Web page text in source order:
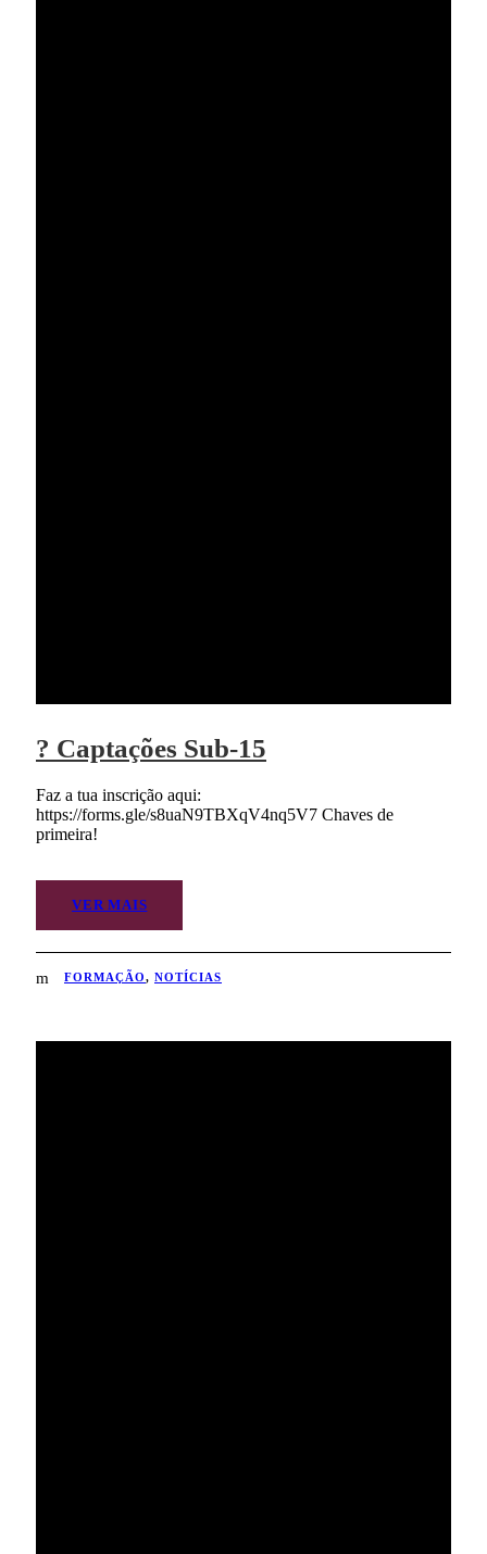
? Captações Sub-15
Faz a tua inscrição aqui:
https://forms.gle/s8uaN9TBXqV4nq5V7 Chaves de
primeira!
VER MAIS
FORMAÇÃO, NOTÍCIAS